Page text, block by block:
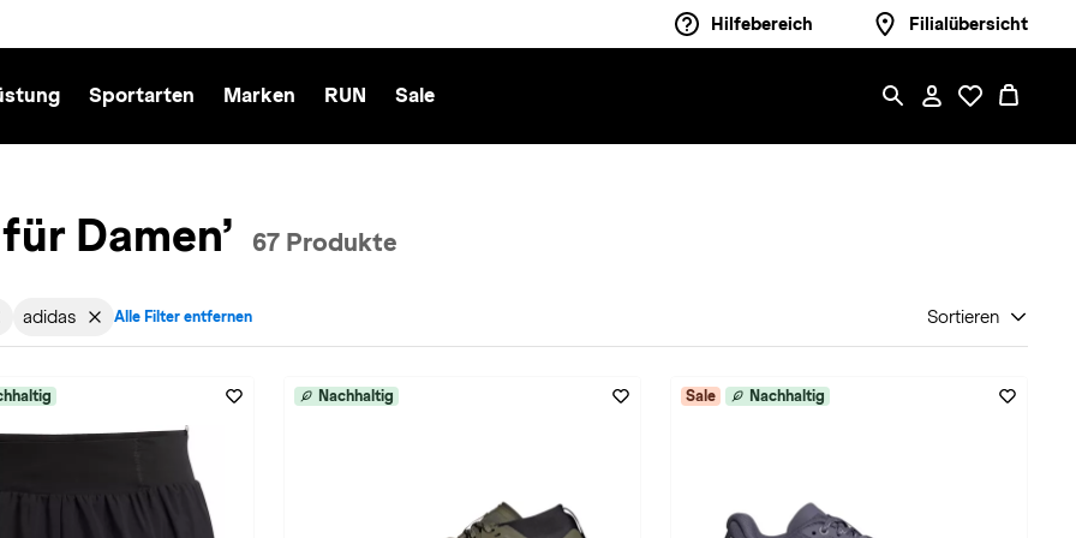
Hilfebereich Filialübersicht
Sportarten Marken RUN Sale
Damen’ 67 Produkte
Damen entfernen
für Sportart: Trailrunning entfernen
adidasFilter aktiv für Marke: adidas entfernen
Alle Filter entfernen Sortieren
Nachhaltig Sale Nachhaltig